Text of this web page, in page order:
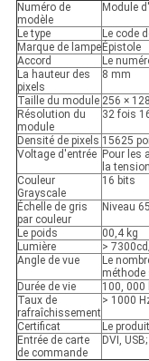
Numéro de
modèle
Module
Le type
Le code
Marque de lampe Épistole
Accord
Le
La hauteur des
pixels
8 mm
Taille du module 256 ×
Résolution du
module
32 fois
Densité de pixels 15625
Voltage d'entrée Pour les
la
Couleur
Grayscale
16 bits
Échelle de gris
par couleur
Niveau
Le poids
00,4 kg
Lumière
>
Angle de vue
Le
méthode
Durée de vie
100, 000
Taux de
rafraîchissement
> 1000
Certificat
Le
Entrée de carte
de commande
DVI,